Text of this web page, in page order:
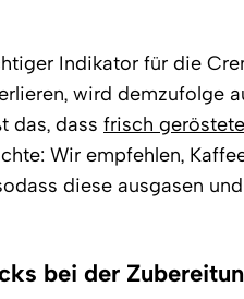
Indikator für die
wird demzufolge
das, dass frisch
Wir empfehlen,
diese ausgasen
bei der